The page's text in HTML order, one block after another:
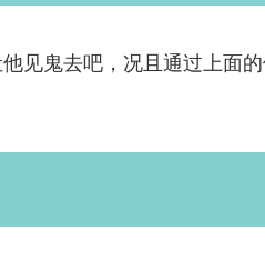
见鬼去吧，况且通过上面